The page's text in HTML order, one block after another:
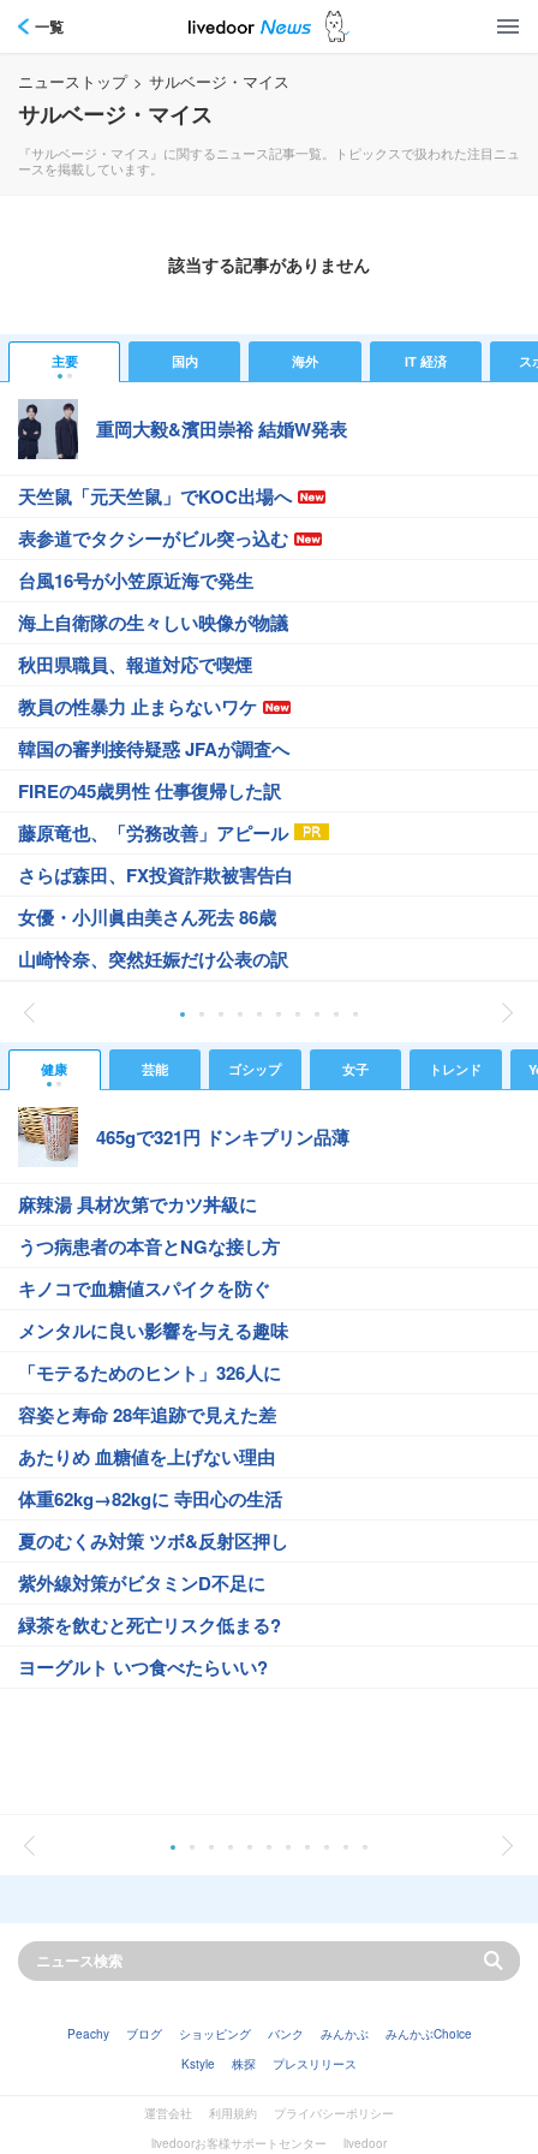
一覧
ニューストップ > サルベージ・マイス
サルベージ・マイス
『サルベージ・マイス』に関するニュース記事一覧。トピックスで扱われた注目ニュ
ースを掲載しています。
該当する記事がありません
主要 国内 海外 IT 経済 ス
重岡大毅&濱田崇裕 結婚W発表
天竺鼠「元天竺鼠」でKOC出場へ
表参道でタクシーがビル突っ込む
台風16号が小笠原近海で発生
海上自衛隊の生々しい映像が物議
秋田県職員、報道対応で喫煙
教員の性暴力 止まらないワケ
韓国の審判接待疑惑 JFAが調査へ
FIREの45歳男性 仕事復帰した訳
藤原竜也、「労務改善」アピール
さらば森田、FX投資詐欺被害告白
女優・小川眞由美さん死去 86歳
山崎怜奈、突然妊娠だけ公表の訳
健康 芸能 ゴシップ 女子 トレンド
465gで321円 ドンキプリン品薄
麻辣湯 具材次第でカツ丼級に
うつ病患者の本音とNGな接し方
キノコで血糖値スパイクを防ぐ
メンタルに良い影響を与える趣味
「モテるためのヒント」326人に
容姿と寿命 28年追跡で見えた差
あたりめ 血糖値を上げない理由
体重62kg→82kgに 寺田心の生活
夏のむくみ対策 ツボ&反射区押し
紫外線対策がビタミンD不足に
緑茶を飲むと死亡リスク低まる?
ヨーグルト いつ食べたらいい?
Peachy ブログ ショッピング バンク みんかぶ
みんかぶChoice
Kstyle
株探 プレスリリース
運営会社 利用規約
プライバシーポリシー
livedoorお客様サポートセンター
livedoor